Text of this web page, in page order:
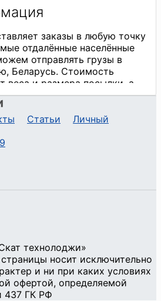
Статьи
Личный
технолоджи»
носит исключительно
и ни при каких условиях
офертой, определяемой
437 ГК РФ